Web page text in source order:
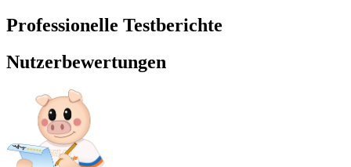
Professionelle Testberichte
Nutzerbewertungen